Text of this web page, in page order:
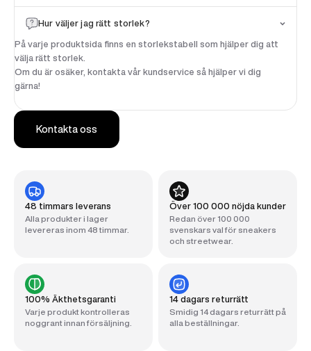
48 timmars leverans
Alla produkter i lager
levereras inom 48 timmar.
Över 100 000 nöjda kunder
Redan över 100 000
svenskars val för sneakers
och streetwear.
100% Äkthetsgaranti
Varje produkt kontrolleras
noggrant innan försäljning.
14 dagars returrätt
Smidig 14 dagars returrätt på
alla beställningar.
Hur väljer jag rätt storlek?
På varje produktsida finns en storlekstabell som hjälper dig att
välja rätt storlek.
Om du är osäker, kontakta vår kundservice så hjälper vi dig
gärna!
Kontakta oss
Email
Få 100 SEK Rabatt
Nej tack, jag betalar fullt pris